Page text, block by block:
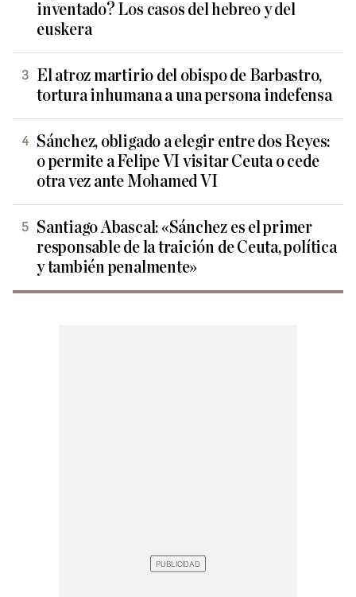
inventado? Los casos del hebreo y del
euskera
El atroz martirio del obispo de Barbastro,
tortura inhumana a una persona indefensa
Sánchez, obligado a elegir entre dos Reyes:
o permite a Felipe VI visitar Ceuta o cede
otra vez ante Mohamed VI
Santiago Abascal: «Sánchez es el primer
responsable de la traición de Ceuta, política
y también penalmente»